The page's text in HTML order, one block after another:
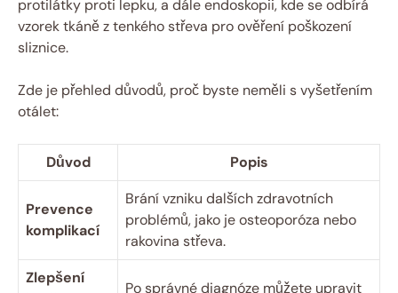
‍protilátky proti lepku, a ​dále endoskopii, kde se odbírá
vzorek tkáně z tenkého střeva pro ověření poškození
‌sliznice.
Zde je ⁤přehled důvodů, proč ‍byste neměli⁢ s vyšetřením
otálet:
Důvod Popis
Prevence
⁤komplikací
Brání​ vzniku dalších ⁣zdravotních
problémů,⁣ jako je osteoporóza ​nebo
rakovina ⁤střeva.
Zlepšení
Po správné‍ diagnóze můžete upravit